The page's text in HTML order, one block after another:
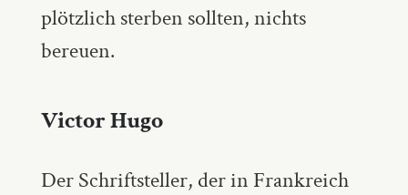
plötzlich sterben sollten, nichts
bereuen.
Victor Hugo
Der Schriftsteller, der in Frankreich